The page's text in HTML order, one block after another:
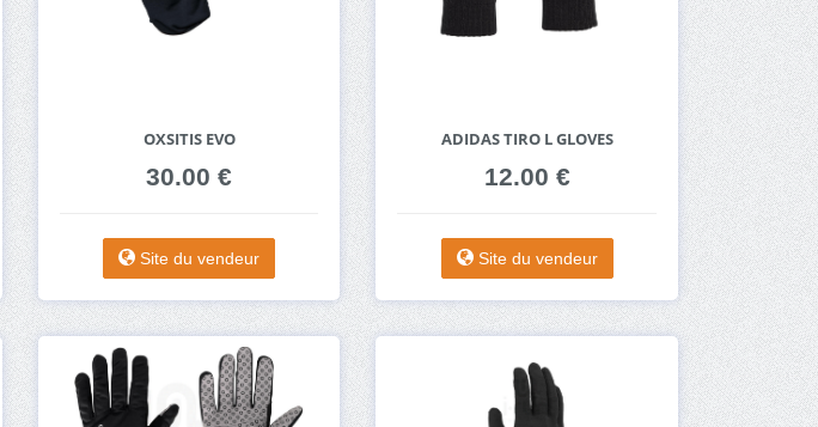
OXSITIS EVO
30.00 €
Site du vendeur
ADIDAS TIRO L GLOVES
12.00 €
Site du vendeur